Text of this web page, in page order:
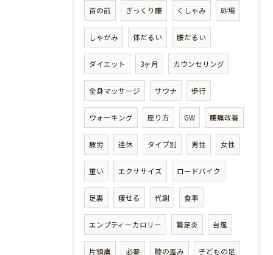
首の前 ぎっくり腰 くしゃみ 砂場
しゃがみ 体だるい 腰だるい
ダイエット 3ヶ月 カウンセリング
全身マッサージ サウナ 歩行
ウォーキング 座り方 GW 腰痛改善
疲労 連休 タイプ別 男性 女性
重い エクササイズ ロードバイク
足裏 痩せる 代謝 食事
エンプティーカロリー 鵞足炎 台風
片頭痛 必要 膝の歪み 子どもの足